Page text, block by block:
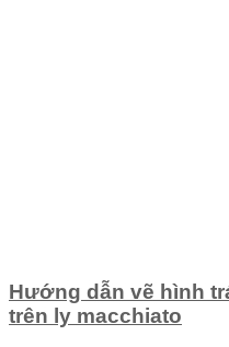
Hướng dẫn vẽ hình
trên ly macchiato